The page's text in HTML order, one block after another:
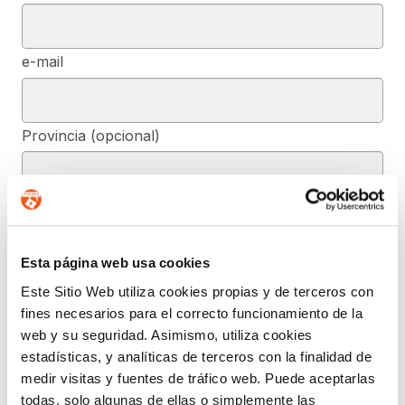
Esta página web usa cookies
Este Sitio Web utiliza cookies propias y de terceros con
fines necesarios para el correcto funcionamiento de la
web y su seguridad. Asimismo, utiliza cookies
estadísticas, y analíticas de terceros con la finalidad de
medir visitas y fuentes de tráfico web. Puede aceptarlas
todas, solo algunas de ellas o simplemente las
e-mail
Provincia (opcional)
Mensaje (opcional)
De conformidad con el RGPD y la LOPDGDD, SEGURIDAD Y
PRIVACIDAD DE DATOS, S.L. tratará los datos facilitados, con la
finalidad de contestar a las dudas y/o quejas planteadas a través
del presente formulario y facilitar la información solicitada. Podrá
ejercer, si lo desea, los derechos de acceso, rectificación,
supresión, y demás reconocidos en la normativa mencionada. Para
obtener más información acerca de cómo estamos tratando sus
datos, acceda a nuestra política de privacidad.